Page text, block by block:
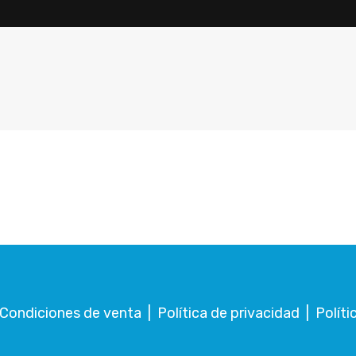
Condiciones de venta Política de privacidad